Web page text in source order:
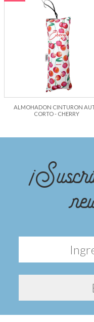
ALMOHADON CINTURON
CORTO - CHERRY